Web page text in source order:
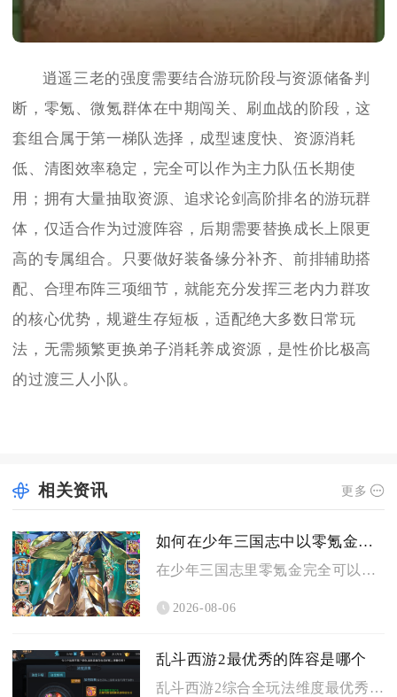
逍遥三老的强度需要结合游玩阶段与资源储备判
断，零氪、微氪群体在中期闯关、刷血战的阶段，这
套组合属于第一梯队选择，成型速度快、资源消耗
低、清图效率稳定，完全可以作为主力队伍长期使
用；拥有大量抽取资源、追求论剑高阶排名的游玩群
体，仅适合作为过渡阵容，后期需要替换成长上限更
高的专属组合。只要做好装备缘分补齐、前排辅助搭
配、合理布阵三项细节，就能充分发挥三老内力群攻
的核心优势，规避生存短板，适配绝大多数日常玩
法，无需频繁更换弟子消耗养成资源，是性价比极高
的过渡三人小队。
相关资讯 更多
如何在少年三国志中以零氪金的方式组建强力的阵容
在少年三国志里零氪金完全可以搭建高强度成型阵容，核心思路锁定...
2026-08-06
乱斗西游2最优秀的阵容是哪个
乱斗西游2综合全玩法维度最优秀的阵容为蛟魔王搭配魍魉与牛头马...